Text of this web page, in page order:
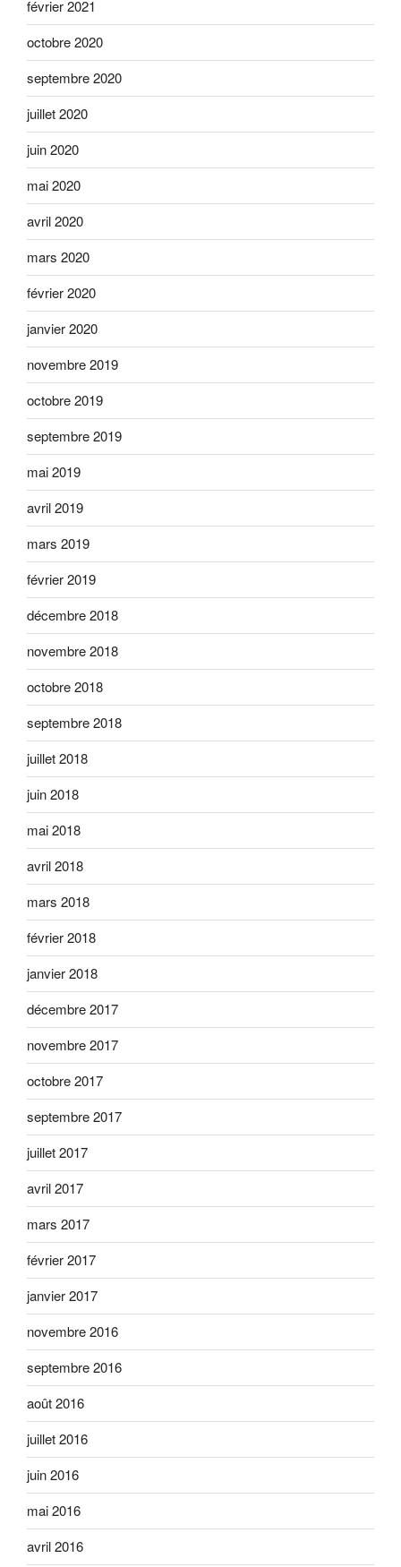
février 2021
octobre 2020
septembre 2020
juillet 2020
juin 2020
mai 2020
avril 2020
mars 2020
février 2020
janvier 2020
novembre 2019
octobre 2019
septembre 2019
mai 2019
avril 2019
mars 2019
février 2019
décembre 2018
novembre 2018
octobre 2018
septembre 2018
juillet 2018
juin 2018
mai 2018
avril 2018
mars 2018
février 2018
janvier 2018
décembre 2017
novembre 2017
octobre 2017
septembre 2017
juillet 2017
avril 2017
mars 2017
février 2017
janvier 2017
novembre 2016
septembre 2016
août 2016
juillet 2016
juin 2016
mai 2016
avril 2016